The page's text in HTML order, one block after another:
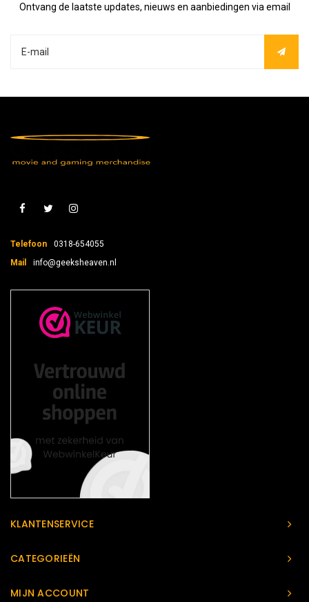
Ontvang de laatste updates, nieuws en aanbiedingen via email
Telefoon
0318-654055
Mail
info@geeksheaven.nl
KLANTENSERVICE
CATEGORIEËN
MIJN ACCOUNT